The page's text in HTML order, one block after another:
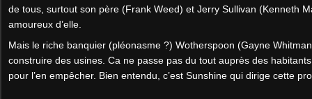
de tous, surtout son père (Frank Weed) et Jerry Sullivan (Kenneth
amoureux d’elle.
Mais le riche banquier (pléonasme ?) Wotherspoon (Gayne
construire des usines. Ca ne passe pas du tout auprès des
pour l’en empêcher. Bien entendu, c’est Sunshine qui dirige cette